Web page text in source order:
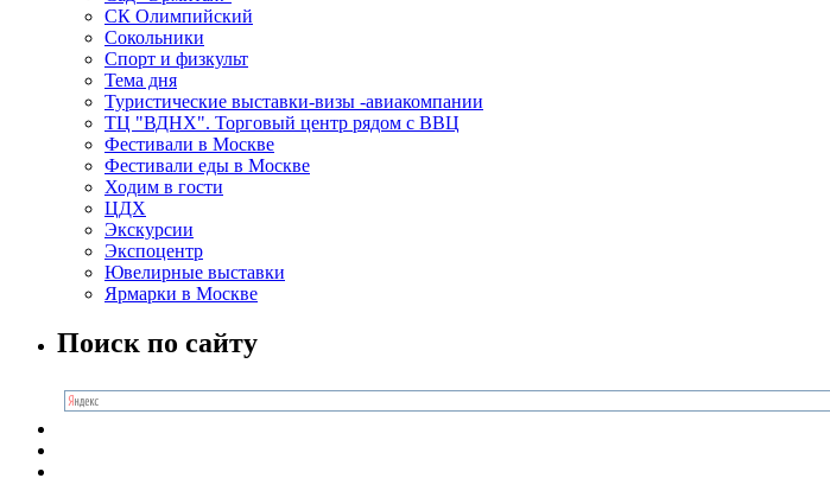
СК Олимпийский
Сокольники
Спорт и физкульт
Тема дня
Туристические выставки-визы -авиакомпании
ТЦ "ВДНХ". Торговый центр рядом с ВВЦ
Фестивали в Москве
Фестивали еды в Москве
Ходим в гости
ЦДХ
Экскурсии
Экспоцентр
Ювелирные выставки
Ярмарки в Москве
Поиск по сайту